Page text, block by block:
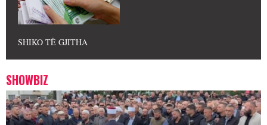
SHIKO TË GJITHA
SHOWBIZ